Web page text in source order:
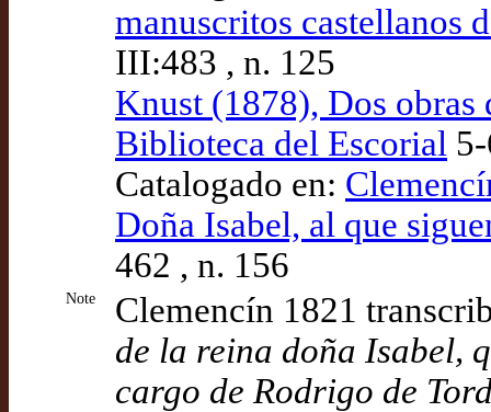
manuscritos castellanos
III:483 , n. 125
Knust (1878), Dos obras
Biblioteca del Escorial
Catalogado en:
Doña Isabel, al que
462 , n. 156
Note
Clemencín 1821
de la reina doña Isabel,
cargo de Rodrigo de